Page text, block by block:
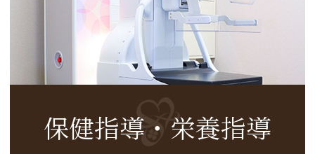
保健指導・栄養指導